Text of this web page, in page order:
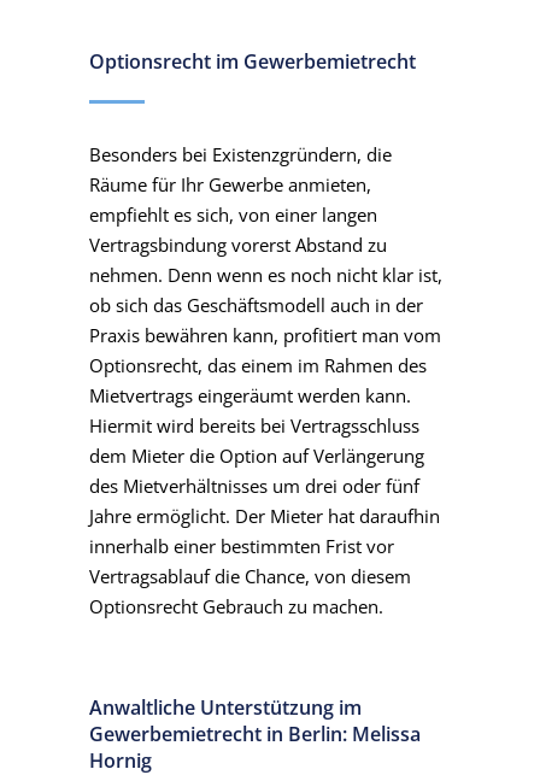
Optionsrecht im Gewerbemietrecht
Besonders bei Existenzgründern, die
Räume für Ihr Gewerbe anmieten,
empfiehlt es sich, von einer langen
Vertragsbindung vorerst Abstand zu
nehmen. Denn wenn es noch nicht klar ist,
ob sich das Geschäftsmodell auch in der
Praxis bewähren kann, profitiert man vom
Optionsrecht, das einem im Rahmen des
Mietvertrags eingeräumt werden kann.
Hiermit wird bereits bei Vertragsschluss
dem Mieter die Option auf Verlängerung
des Mietverhältnisses um drei oder fünf
Jahre ermöglicht. Der Mieter hat daraufhin
innerhalb einer bestimmten Frist vor
Vertragsablauf die Chance, von diesem
Optionsrecht Gebrauch zu machen.
Anwaltliche Unterstützung im
Gewerbemietrecht in Berlin: Melissa
Hornig